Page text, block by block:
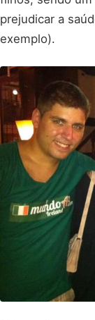
prejudicar a
exemplo).